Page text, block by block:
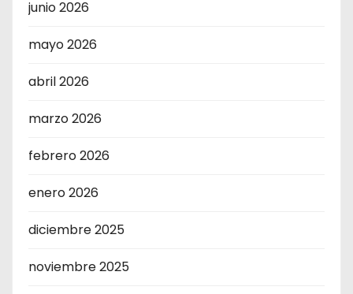
junio 2026
mayo 2026
abril 2026
marzo 2026
febrero 2026
enero 2026
diciembre 2025
noviembre 2025